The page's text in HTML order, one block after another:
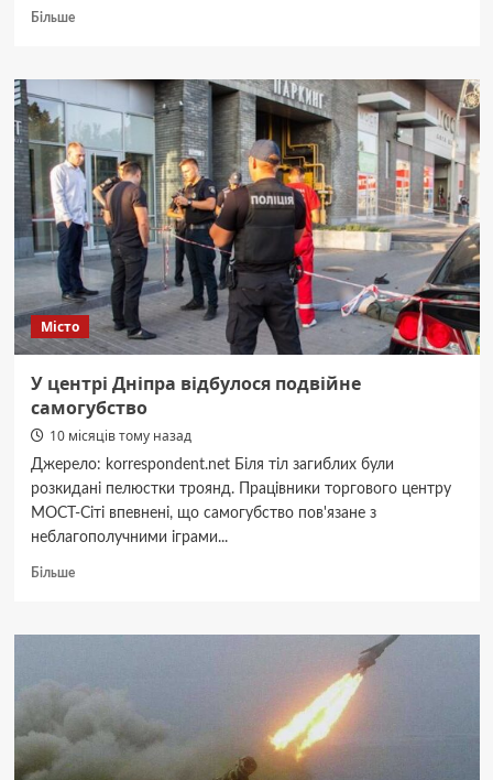
БільшеДокладніше
передасть
управління
один
з
найбільших
машинобудівних
заводів
України
Місто
У центрі Дніпра відбулося подвійне
самогубство
10 місяців тому назад
Джерело: korrespondent.net Біля тіл загиблих були
розкидані пелюстки троянд. Працівники торгового центру
МОСТ-Сіті впевнені, що самогубство пов'язане з
неблагополучними іграми...
БільшеДокладніше
центрі
самогубство